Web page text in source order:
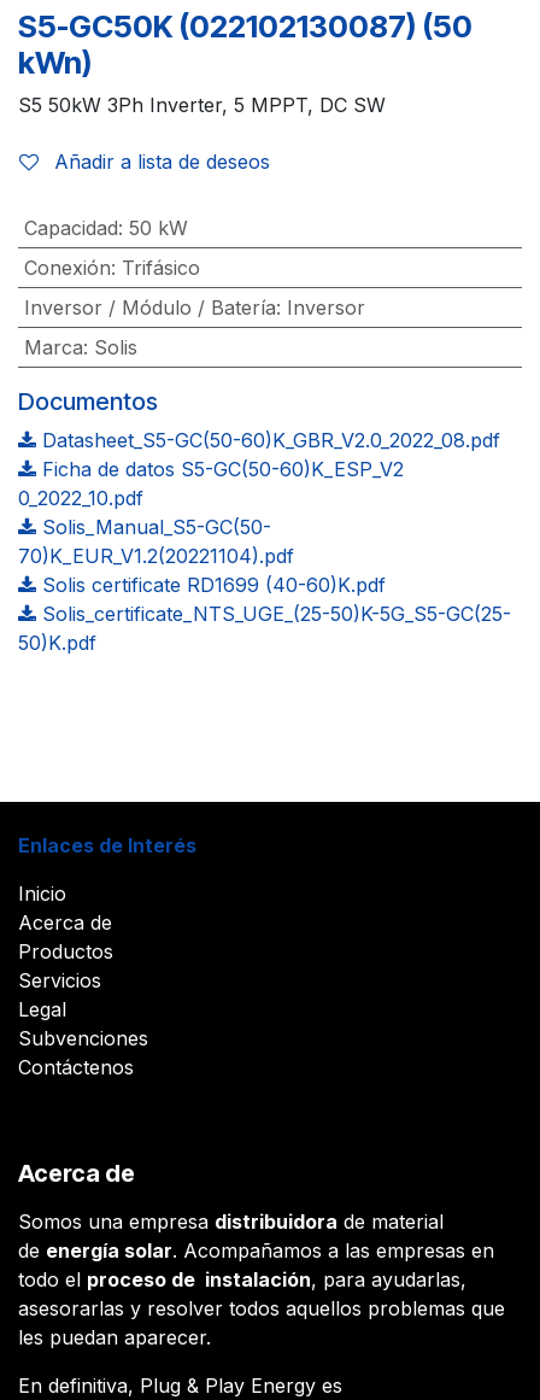
S5-GC50K (022102130087) (50
kWn)
S5 50kW 3Ph Inverter, 5 MPPT, DC SW
Añadir a lista de deseos
Capacidad: 50 kW
Conexión: Trifásico
Inversor / Módulo / Batería: Inversor
Marca: Solis
Documentos
Datasheet_S5-GC(50-60)K_GBR_V2.0_2022_08.pdf
Ficha de datos S5-GC(50-60)K_ESP_V2
0_2022_10.pdf
Solis_Manual_S5-GC(50-
70)K_EUR_V1.2(20221104).pdf
Solis certificate RD1699 (40-60)K.pdf
Solis_certificate_NTS_UGE_(25-50)K-5G_S5-GC(25-
50)K.pdf
Enlaces de Interés
Inicio
Acerca de
Productos
Servicios
Legal
Subvenciones
Contáctenos
Acerca de
Somos una empresa distribuidora de material
de energía solar. Acompañamos a las empresas en
todo el proceso de instalación, para ayudarlas,
asesorarlas y resolver todos aquellos problemas que
les puedan aparecer.
En definitiva, Plug & Play Energy es